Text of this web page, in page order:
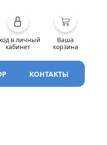
в личный
кабинет
Ваша
корзина
КОНТАКТЫ